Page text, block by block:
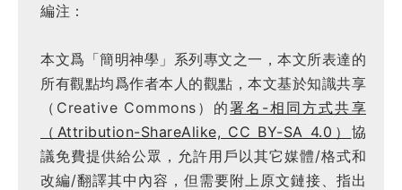
編注：
本文爲「簡明神學」系列專文之一，本文所表達的
所有觀點均爲作者本人的觀點，本文基於知識共享
（Creative Commons）的署名-相同方式共享
（Attribution-ShareAlike, CC BY-SA 4.0） 協
議免費提供給公眾，允許用戶以其它媒體/格式和
改編/翻譯其中內容，但需要附上原文鏈接、指出